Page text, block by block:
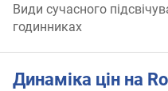
Види сучасного
годинниках
Динаміка цін на